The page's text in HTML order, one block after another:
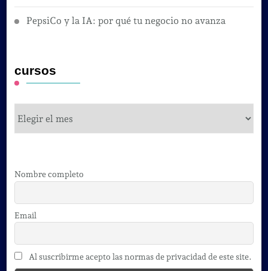
PepsiCo y la IA: por qué tu negocio no avanza
cursos
Nombre completo
Email
Al suscribirme acepto las normas de privacidad de este site.